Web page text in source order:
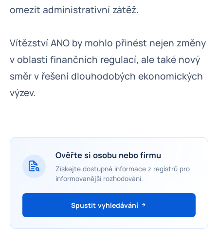
omezit administrativní zátěž.
Vítězství ANO by mohlo přinést nejen změny
v oblasti finančních regulací, ale také nový
směr v řešení dlouhodobých ekonomických
výzev.
Ověřte si osobu nebo firmu
Získejte dostupné informace z registrů pro
informovanější rozhodování.
Spustit vyhledávání